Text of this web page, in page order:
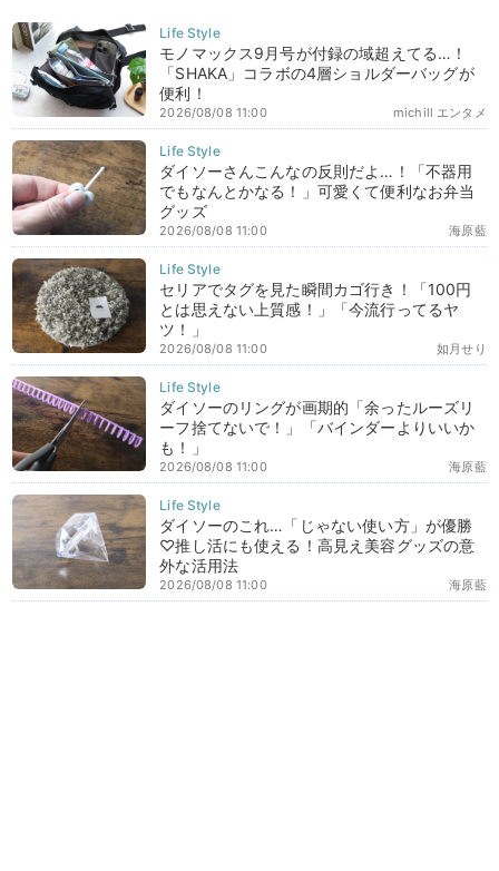
モノマックス9月号が付録の域超えてる…！
「SHAKA」コラボの4層ショルダーバッグが
便利！
michill エンタメ
2026/08/08 11:00
ダイソーさんこんなの反則だよ…！「不器用
でもなんとかなる！」可愛くて便利なお弁当
グッズ
海原藍
2026/08/08 11:00
セリアでタグを見た瞬間カゴ行き！「100円
とは思えない上質感！」「今流行ってるヤ
ツ！」
如月せり
2026/08/08 11:00
ダイソーのリングが画期的「余ったルーズリ
ーフ捨てないで！」「バインダーよりいいか
も！」
海原藍
2026/08/08 11:00
ダイソーのこれ…「じゃない使い方」が優勝
♡推し活にも使える！高見え美容グッズの意
外な活用法
海原藍
2026/08/08 11:00